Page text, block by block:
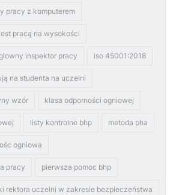
pracy z komputerem
pracą na wysokości
inspektor pracy iso 45001:2018
na studenta na uczelni
wzór klasa odporności ogniowej
listy kontrolne bhp metoda pha
ogniowa
pracy pierwsza pomoc bhp
rektora uczelni w zakresie bezpieczeństwa